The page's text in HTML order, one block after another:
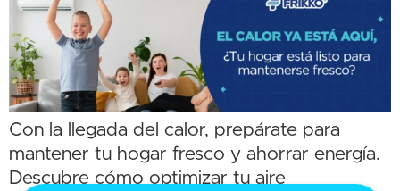
Con la llegada del calor, prepárate para
mantener tu hogar fresco y ahorrar energía.
Descubre cómo optimizar tu aire